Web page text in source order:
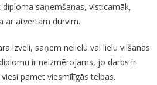
saņemšanas, visticamāk,
ar atvērtām durvīm.
izvēli, saņem nelielu vai lielu vilšanās
ir neizmērojams, jo darbs ir
pamet viesmīlīgās telpas.